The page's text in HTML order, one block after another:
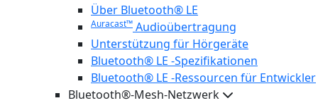
Über Bluetooth® LE
Auracast™ Audioübertragung
Unterstützung für Hörgeräte
Bluetooth® LE -Spezifikationen
Bluetooth® LE -Ressourcen für Entwickler
Bluetooth®-Mesh-Netzwerk